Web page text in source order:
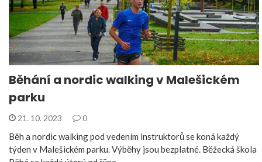
Běhání a nordic walking v Malešickém
parku
21. 10. 2023 0
Běh a nordic walking pod vedením instruktorů se koná každý
týden v Malešickém parku. Výběhy jsou bezplatné. Běžecká škola